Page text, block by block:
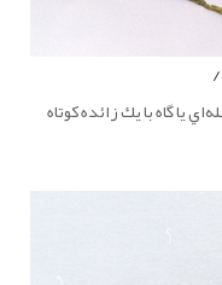
يا گاه با يك زائده كوتاه